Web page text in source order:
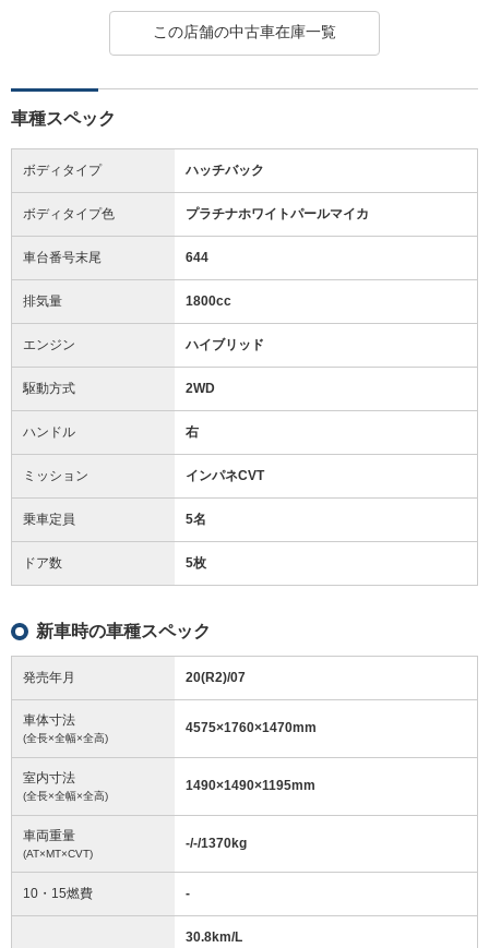
この店舗の中古車在庫一覧
車種スペック
ボディタイプ ハッチバック
ボディタイプ色 プラチナホワイトパールマイカ
車台番号末尾 644
排気量 1800cc
エンジン ハイブリッド
駆動方式 2WD
ハンドル 右
ミッション インパネCVT
乗車定員 5名
ドア数 5枚
新車時の車種スペック
発売年月 20(R2)/07
車体寸法
(全長×全幅×全高)
4575×1760×1470mm
室内寸法
(全長×全幅×全高)
1490×1490×1195mm
車両重量
(AT×MT×CVT)
-/-/1370kg
10・15燃費 -
30.8km/L